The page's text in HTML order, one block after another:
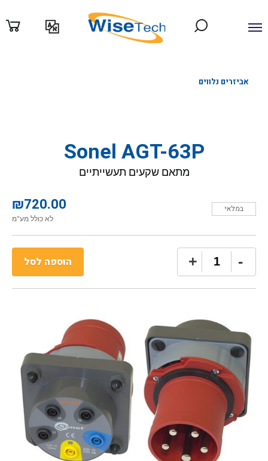
לתוכן
אביזרים נלווים
Sonel AGT-63P
מתאם שקעים תעשייתיים
₪720.00
לא כולל מע"מ
במלאי
-
כמות
של
Sonel
+ הוספה לסל